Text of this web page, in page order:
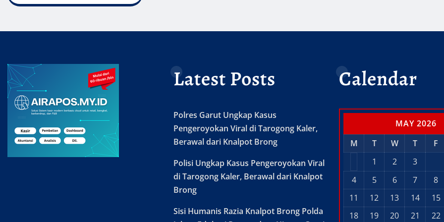
Latest Posts
Polres Garut Ungkap Kasus
Pengeroyokan Viral di Tarogong Kaler,
Berawal dari Knalpot Brong
Polisi Ungkap Kasus Pengeroyokan Viral
di Tarogong Kaler, Berawal dari Knalpot
Brong
Sisi Humanis Razia Knalpot Brong Polda
Calendar
MAY 2026
M
T W T F
1
2
3
4
5 6 7 8
11
12 13 14 15
18
19 20 21 22